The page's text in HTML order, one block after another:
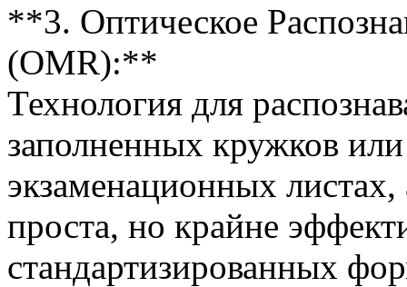
**3. Оптическое
(OMR):**
Технология для
заполненных кружков
экзаменационных
проста, но крайне
стандартизированных